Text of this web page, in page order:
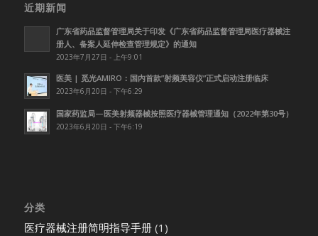
近期新闻
广东省药品监督管理局关于印发《广东省药品监督管理局医疗器械注
册人、备案人延伸检查管理规定》的通知
2023年7月27日 - 上午9:01
医美 | 觅光AMIRO：国内首款”射频美容仪”正式启动注册临床
2023年6月20日 - 下午6:29
国家药监局—医美射频器械按照医疗器械管理通知（2022年第30号）
2023年6月20日 - 下午6:19
分类
医疗器械注册简明指导手册(1)